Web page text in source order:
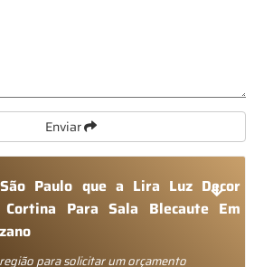
Enviar
Paulo que a Lira Luz Decor
Para Sala Blecaute Em
para solicitar um orçamento